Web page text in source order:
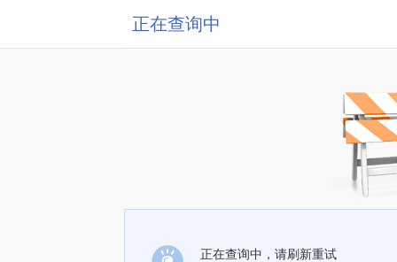
正在查询中
正在查询中，请刷新重试